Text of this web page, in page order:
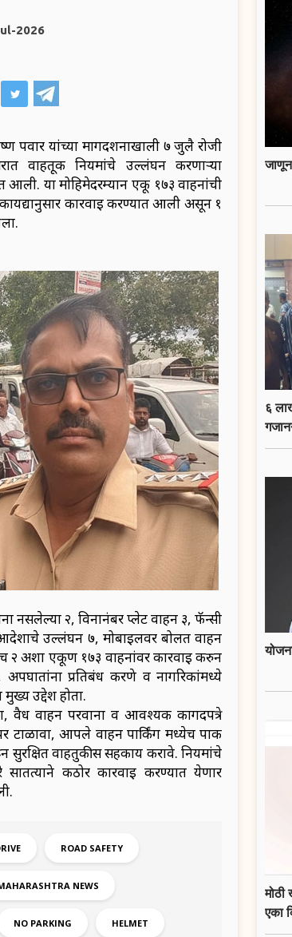
2026
पवार यांच्या मार्गदर्शनाखाली ७ जुलै रोजी
वाहतूक नियमांचे उल्लंघन करणार्‍या
आली. या मोहिमेदरम्यान एकू १७३ वाहनांची
कारवाई करण्यात आली असून १
नसलेल्या २, विनानंबर प्लेट वाहन ३, फॅन्सी
आदेशाचे उल्लंघन ७, मोबाईलवर बोलत वाहन
२ अशा एकूण १७३ वाहनांवर कारवाई करुन
प्रतिबंध करणे व नागरिकांमध्ये
उद्देश होता.
वैध वाहन परवाना व आवश्यक कागदपत्रे
टाळावा, आपले वाहन पार्किंग मध्येच पार्क
वाहतुकीस सहकार्य करावे. नियमांचे
सातत्याने कठोर कारवाई करण्यात येणार
ROAD SAFETY
NEWS
NO PARKING HELMET
जाणून
६
एका